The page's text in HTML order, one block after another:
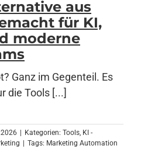
aus
für KI,
moderne
Ganz im Gegenteil. Es
die Tools [...]
Kategorien: Tools, KI -
Tags: Marketing Automation